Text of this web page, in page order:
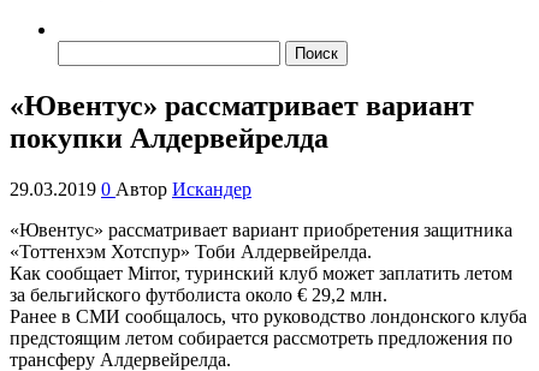
«Ювентус» рассматривает вариант
покупки Алдервейрелда
29.03.2019 0 Автор Искандер
«Ювентус» рассматривает вариант приобретения защитника
«Тоттенхэм Хотспур» Тоби Алдервейрелда.
Как сообщает Mirror, туринский клуб может заплатить летом
за бельгийского футболиста около € 29,2 млн.
Ранее в СМИ сообщалось, что руководство лондонского клуба
предстоящим летом собирается рассмотреть предложения по
трансферу Алдервейрелда.